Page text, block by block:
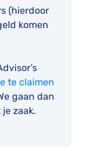
(hierdoor
komen
te claimen
gaan dan
zaak.